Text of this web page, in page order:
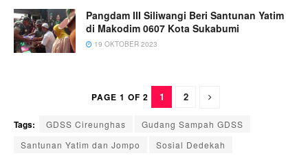
Pangdam III Siliwangi Beri Santunan Yatim
di Makodim 0607 Kota Sukabumi
19 OKTOBER 2023
PAGE 1 OF 2 1 2
Tags: GDSS Cireunghas
Gudang Sampah GDSS
Santunan Yatim dan Jompo
Sosial Dedekah